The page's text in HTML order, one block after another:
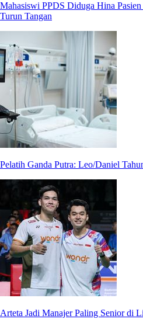
Mahasiswi PPDS Diduga Hina
Turun Tangan
Pelatih Ganda Putra: Leo/Daniel
Arteta Jadi Manajer Paling Senior di